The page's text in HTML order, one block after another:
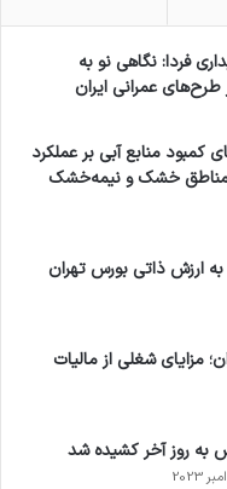
فردا: نگاهی نو به
عمرانی ایران
کمبود منابع آبی بر عملکرد
مناطق خشک و نیمه‌خشک
ارزش ذاتی بورس تهران
مزایای شغلی از مالیات
به روز آخر کشیده شد